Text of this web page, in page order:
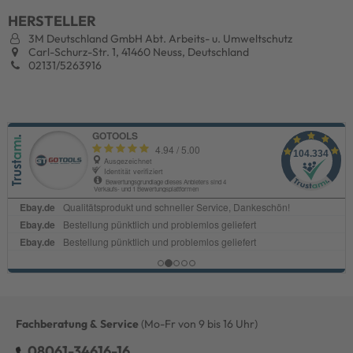
HERSTELLER
3M Deutschland GmbH Abt. Arbeits- u. Umweltschutz
Carl-Schurz-Str. 1, 41460 Neuss, Deutschland
02131/5263916
Fachberatung & Service (Mo-Fr von 9 bis 16 Uhr)